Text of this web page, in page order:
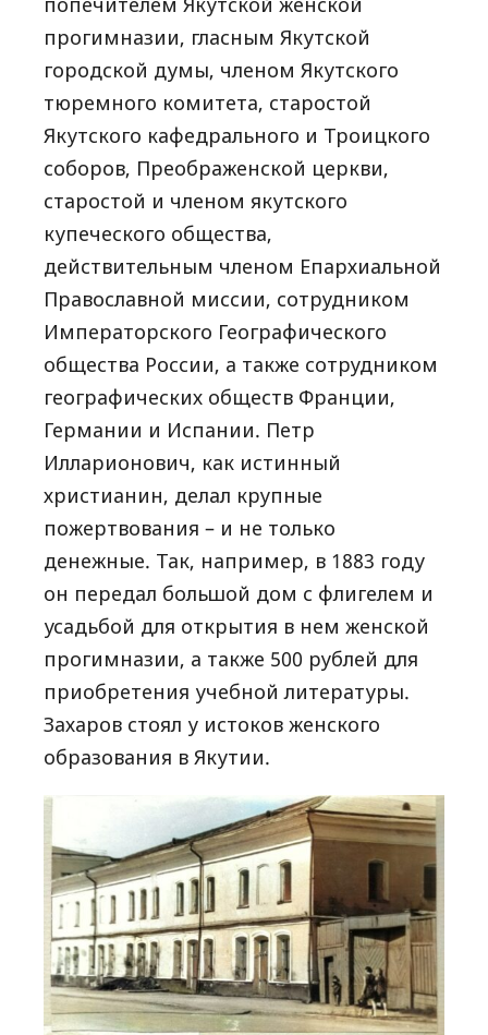
прогимназии, гласным Якутской
городской думы, членом Якутского
тюремного комитета, старостой
Якутского кафедрального и Троицкого
соборов, Преображенской церкви,
старостой и членом якутского
купеческого общества,
действительным членом Епархиальной
Православной миссии, сотрудником
Императорского Географического
общества России, а также сотрудником
географических обществ Франции,
Германии и Испании. Петр
Илларионович, как истинный
христианин, делал крупные
пожертвования – и не только
денежные. Так, например, в 1883 году
он передал большой дом с флигелем и
усадьбой для открытия в нем женской
прогимназии, а также 500 рублей для
приобретения учебной литературы.
Захаров стоял у истоков женского
образования в Якутии.